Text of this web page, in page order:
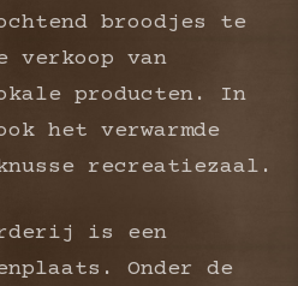
broodjes te
verkoop van
producten. In
het verwarmde
recreatiezaal.
is een
Onder de